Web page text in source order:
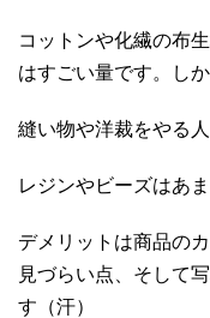
コットンや化繊の布
はすごい量です。しか
縫い物や洋裁をやる
レジンやビーズはあ
デメリットは商品の
見づらい点、そして
す（汗）